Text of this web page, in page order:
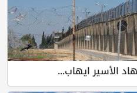
الأسير ايهاب...